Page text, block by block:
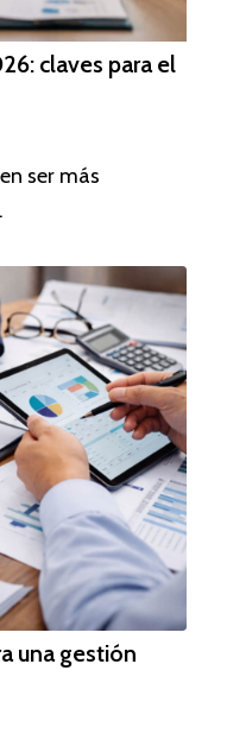
claves para el
ser más
una gestión